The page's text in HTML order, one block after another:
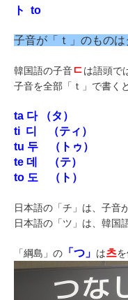
ト to
子音が「ｔ」のもの
韓国語の子音ㄷは語頭で
子音を全部「ｔ」で書くと
ta 다 （タ）
ti 디 （ティ）
tu 두 （トゥ）
te 데 （テ）
to 도 （ト）
日本語の「チ」は、子音
日本語の「ツ」は、韓国
「綱島」の 「つ」 は츠